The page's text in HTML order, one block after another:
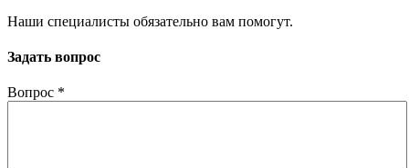
Наши специалисты обязательно вам помогут.
Задать вопрос
Вопрос *